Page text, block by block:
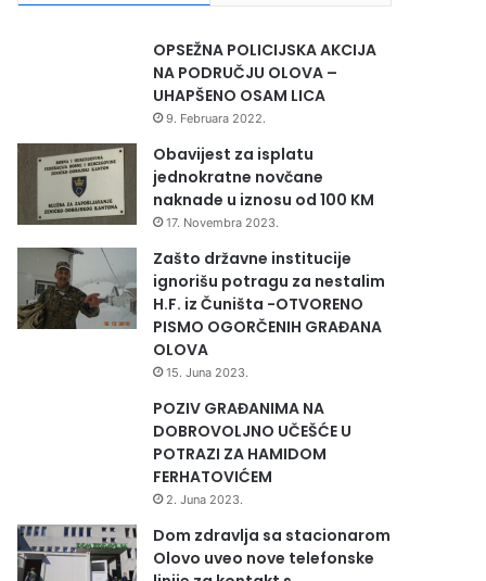
OPSEŽNA POLICIJSKA AKCIJA
NA PODRUČJU OLOVA –
UHAPŠENO OSAM LICA
9. Februara 2022.
Obavijest za isplatu
jednokratne novčane
naknade u iznosu od 100 KM
17. Novembra 2023.
Zašto državne institucije
ignorišu potragu za nestalim
H.F. iz Čuništa -OTVORENO
PISMO OGORČENIH GRAĐANA
OLOVA
15. Juna 2023.
POZIV GRAĐANIMA NA
DOBROVOLJNO UČEŠĆE U
POTRAZI ZA HAMIDOM
FERHATOVIĆEM
2. Juna 2023.
Dom zdravlja sa stacionarom
Olovo uveo nove telefonske